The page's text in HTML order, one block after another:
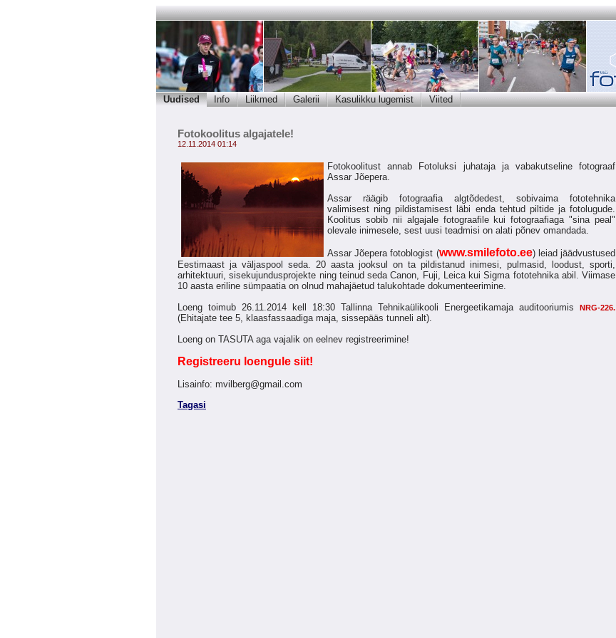
Uudised Info Liikmed Galerii Kasulikku lugemist Viited
Fotokoolitus algajatele!
12.11.2014 01:14
Fotokoolitust annab Fotoluksi juhataja ja vabakutseline fotograaf
Assar Jõepera.
Assar räägib fotograafia algtõdedest, sobivaima fototehnika
valimisest ning pildistamisest läbi enda tehtud piltide ja fotolugude.
Koolitus sobib nii algajale fotograafile kui fotograafiaga "sina peal"
olevale inimesele, sest uusi teadmisi on alati põnev omandada.
Assar Jõepera fotoblogist (www.smilefoto.ee) leiad jäädvustused
Eestimaast ja väljaspool seda. 20 aasta jooksul on ta pildistanud inimesi, pulmasid, loodust, sporti,
arhitektuuri, sisekujundusprojekte ning teinud seda Canon, Fuji, Leica kui Sigma fototehnika abil. Viimase
10 aasta eriline sümpaatia on olnud mahajäetud talukohtade dokumenteerimine.
Loeng toimub 26.11.2014 kell 18:30 Tallinna Tehnikaülikooli Energeetikamaja auditooriumis
NRG-226.
(Ehitajate tee 5, klaasfassaadiga maja, sissepääs tunneli alt).
Loeng on TASUTA aga vajalik on eelnev registreerimine!
Registreeru loengule siit!
Lisainfo: mvilberg@gmail.com
Tagasi